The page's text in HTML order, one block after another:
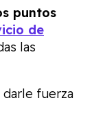
puntos
de
las
fuerza